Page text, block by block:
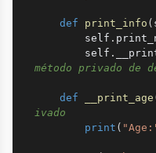
def print_info (
        self
.
        self
.
método privado de
def __print_age
ivado
print (